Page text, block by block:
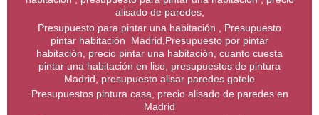
alisado de paredes,
Presupuesto para pintar una habitación , Presupuesto
pintar habitación Madrid,Presupuesto por pintar
habitación, precio pintar una habitación, cuanto cuesta
pintar una habitación en liso, presupuestos de pintura
Madrid, presupuesto alisar paredes gotele
Presupuestos pintura casa, precio alisado de paredes en
Madrid